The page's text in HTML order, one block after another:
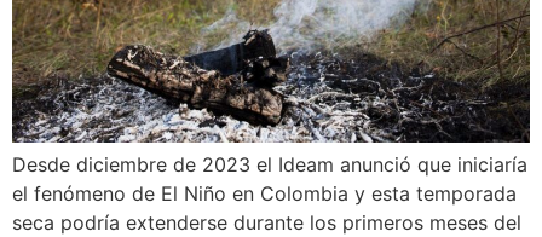
Desde diciembre de 2023 el Ideam anunció que iniciaría
el fenómeno de El Niño en Colombia y esta temporada
seca podría extenderse durante los primeros meses del